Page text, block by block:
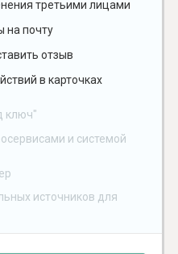
третьими лицами
на почту
отзыв
в карточках
ключ"
и системой
источников для